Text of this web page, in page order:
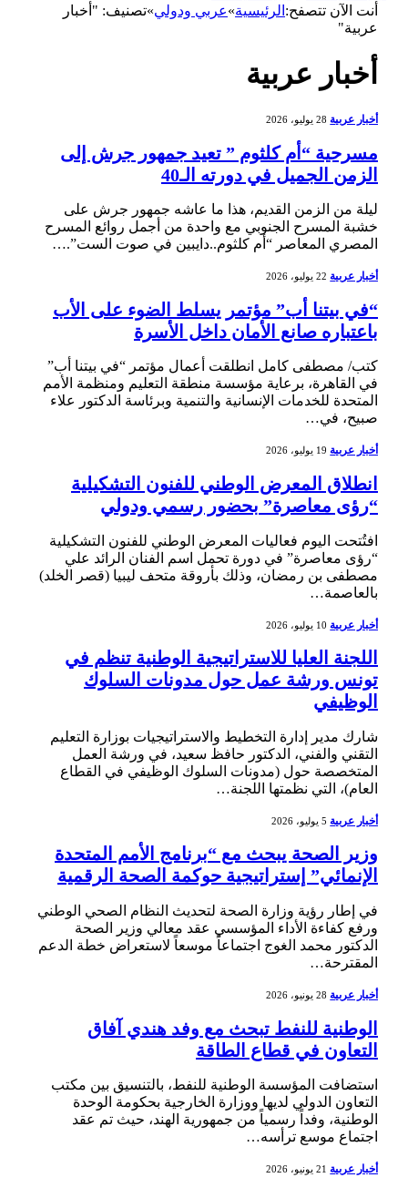
أنت الآن تتصفح:الرئيسية»عربي ودولي »تصنيف: "أخبار
عربية"
أخبار عربية
أخبار عربية 28 يوليو، 2026
مسرحية “أم كلثوم ” تعيد جمهور جرش إلى
الزمن الجميل في دورته الـ40
ليلة من الزمن القديم، هذا ما عاشه جمهور جرش على
خشبة المسرح الجنوبي مع واحدة من أجمل روائع المسرح
المصري المعاصر “أم كلثوم..دايبين في صوت الست”.…
أخبار عربية 22 يوليو، 2026
“في بيتنا أب” مؤتمر يسلط الضوء على الأب
باعتباره صانع الأمان داخل الأسرة
كتب/ مصطفى كامل انطلقت أعمال مؤتمر “في بيتنا أب”
في القاهرة، برعاية مؤسسة منطقة التعليم ومنظمة الأمم
المتحدة للخدمات الإنسانية والتنمية وبرئاسة الدكتور علاء
صبيح، في…
أخبار عربية 19 يوليو، 2026
انطلاق المعرض الوطني للفنون التشكيلية
“رؤى معاصرة” بحضور رسمي ودولي
افتُتحت اليوم فعاليات المعرض الوطني للفنون التشكيلية
“رؤى معاصرة” في دورة تحمل اسم الفنان الرائد علي
مصطفى بن رمضان، وذلك بأروقة متحف ليبيا (قصر الخلد)
بالعاصمة…
أخبار عربية 10 يوليو، 2026
اللجنة العليا للاستراتيجية الوطنية تنظم في
تونس ورشة عمل حول مدونات السلوك
الوظيفي
شارك مدير إدارة التخطيط والاستراتيجيات بوزارة التعليم
التقني والفني، الدكتور حافظ سعيد، في ورشة العمل
المتخصصة حول (مدونات السلوك الوظيفي في القطاع
العام)، التي نظمتها اللجنة…
أخبار عربية 5 يوليو، 2026
وزير الصحة يبحث مع “برنامج الأمم المتحدة
الإنمائي” إستراتيجية حوكمة الصحة الرقمية
في إطار رؤية وزارة الصحة لتحديث النظام الصحي الوطني
ورفع كفاءة الأداء المؤسسي عقد معالي وزير الصحة
الدكتور محمد الغوج اجتماعاً موسعاً لاستعراض خطة الدعم
المقترحة…
أخبار عربية 28 يونيو، 2026
الوطنية للنفط تبحث مع وفد هندي آفاق
التعاون في قطاع الطاقة
استضافت المؤسسة الوطنية للنفط، بالتنسيق بين مكتب
التعاون الدولي لديها ووزارة الخارجية بحكومة الوحدة
الوطنية، وفداً رسمياً من جمهورية الهند، حيث تم عقد
اجتماع موسع ترأسه…
أخبار عربية 21 يونيو، 2026